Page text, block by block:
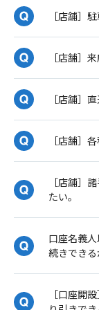
［店舗］
［店舗］
［店舗］
［店舗］
［店舗］
たい。
口座名義
続きできる
［口座開